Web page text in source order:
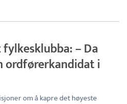
– Da
ordførerkandidat i
om å kapre det høyeste